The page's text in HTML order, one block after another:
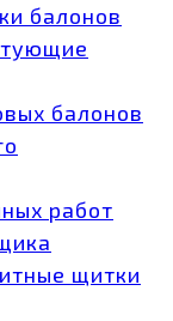
балонов
балонов
работ
щитки